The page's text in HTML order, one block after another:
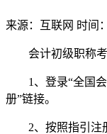
来源：互联网 时间
会计初级职称考
1、登录“全国会
册”链接。
2、按照指引注册